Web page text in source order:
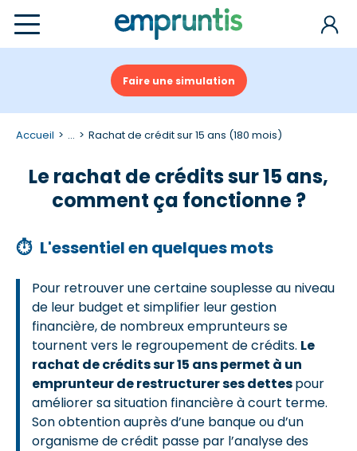
Faire une simulation
Accueil ... Rachat de crédit sur 15 ans (180 mois)
Le rachat de crédits sur 15 ans,
comment ça fonctionne ?
⏱ L'essentiel en quelques mots
Pour retrouver une certaine souplesse au niveau
de leur budget et simplifier leur gestion
financière, de nombreux emprunteurs se
tournent vers le regroupement de crédits. Le
rachat de crédits sur 15 ans permet à un
emprunteur de restructurer ses dettespour
améliorer sa situation financière à court terme.
Son obtention auprès d’une banque ou d’un
organisme de crédit passe par l’analyse des